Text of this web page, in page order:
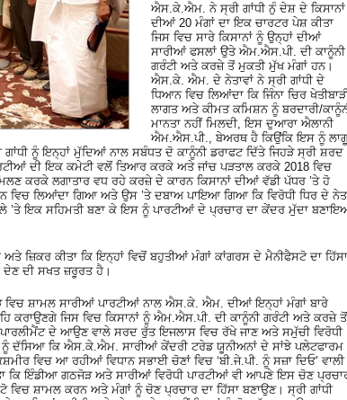
ਐਸ.ਕੇ.ਐਮ. ਨੇ ਸ੍ਰੀ ਗਾਂਧੀ ਨੁੰ ਦੇਸ਼ ਦੇ ਕਿਸਾਨਾਂ
ਦੀਆਂ 20 ਮੰਗਾਂ ਦਾ ਇਕ ਚਾਰਟਰ ਪੇਸ਼ ਕੀਤਾ
ਜਿਸ ਵਿਚ ਸਾਰੇ ਕਿਸਾਨਾਂ ਨੂੰ ਉਨ੍ਹਾਂ ਦੀਆਂ
ਸਾਰੀਆਂ ਫਸਲਾਂ ਉਤੇ ਐਮ.ਐਸ.ਪੀ. ਦੀ ਕਾਨੂੰਨੀ
ਗਰੰਟੀ ਅਤੇ ਕਰਜ਼ੇ ਤੋਂ ਮੁਕਤੀ ਮੁੱਖ ਮੰਗਾਂ ਹਨ।
ਐਸ.ਕੇ. ਐਮ. ਦੇ ਨੇਤਾਵਾਂ ਨੇ ਸ੍ਰੀ ਗਾਂਧੀ ਦੇ
ਧਿਆਨ ਵਿਚ ਲਿਆਂਦਾ ਕਿ ਜਿੰਨਾ ਚਿਰ
ਲਾਗਤ ਅਤੇ ਕੀਮਤ ਕਮਿਸ਼ਨ ਨੂੰ ਬਰਦਾਰੀ/
ਮਾਨਤਾ ਨਹੀਂ ਮਿਲਦੀ, ਇਸ ਦੁਆਰਾ ਐਲਾਨੀ
ਐਮ.ਐਸ.ਪੀ., ਬੇਅਰਥ ਹੈ ਕਿਉਂਕਿ ਇਸ ਨੂੰ
ਨੂੰ ਇਨ੍ਹਾਂ ਮੁੱਦਿਆਂ ਨਾਲ ਸਬੰਧਤ ਦੋ ਕਾਨੂੰਨੀ ਡਰਾਫਟ ਦਿੱਤੇ ਜਿਹੜੇ ਸ੍ਰੀ ਸ਼ਰਦ
ਦੀ ਇਕ ਕਮੇਟੀ ਵਲੋਂ ਤਿਆਰ ਕਰਕੇ ਅਤੇ ਜਾਂਚ ਪੜਤਾਲ ਕਰਕੇ 2018 ਵਿਚ
ਕਰਕੇ ਲਗਾਤਾਰ ਵਧ ਰਹੇ ਕਰਜ਼ੇ ਦੇ ਕਾਰਨ ਕਿਸਾਨਾਂ ਦੀਆਂ ਵੱਡੀ ਪੱਧਰ ’ਤੇ ਹੋ
ਵਿਚ ਲਿਆਂਦਾ ਗਿਆ ਅਤੇ ਉਸ ’ਤੇ ਦਬਾਅ ਪਾਇਆ ਗਿਆ ਕਿ ਵਿਰੋਧੀ ਧਿਰ ਦੇ
ਇਕ ਸਹਿਮਤੀ ਬਣਾ ਕੇ ਇਸ ਨੂੰ ਪਾਰਟੀਆਂ ਦੇ ਪ੍ਰਚਾਰ ਦਾ ਕੇਂਦਰ ਮੁੱਦਾ
ਜ਼ਿਕਰ ਕੀਤਾ ਕਿ ਇਨ੍ਹਾਂ ਵਿਚੋਂ ਬਹੁਤੀਆਂ ਮੰਗਾਂ ਕਾਂਗਰਸ ਦੇ ਮੈਨੀਫੈਸਟੋ ਦਾ ਹਿੱਸਾ
ਦੀ ਸਖਤ ਜ਼ਰੂਰਤ ਹੈ।
ਸ਼ਾਮਲ ਸਾਰੀਆਂ ਪਾਰਟੀਆਂ ਨਾਲ ਐਸ.ਕੇ. ਐਮ. ਦੀਆਂ ਇਨ੍ਹਾਂ ਮੰਗਾਂ ਬਾਰੇ
ਕਰਾਉਣਗੇ ਜਿਸ ਵਿਚ ਕਿਸਾਨਾਂ ਨੂੰ ਐਮ.ਐਸ.ਪੀ. ਦੀ ਕਾਨੂੰਨੀ ਗਰੰਟੀ ਅਤੇ ਕਰਜ਼ੇ ਤੋਂ
ਦੇ ਆਉਣ ਵਾਲੇ ਸਰਦ ਰੁੱਤ ਇਜਲਾਸ ਵਿਚ ਰੱਖੇ ਜਾਣ ਅਤੇ ਸਮੁੱਚੀ ਵਿਰੋਧੀ
ਦੱਸਿਆ ਕਿ ਐਸ.ਕੇ.ਐਮ. ਸਾਰੀਆਂ ਕੇਂਦਰੀ ਟਰੇਡ ਯੂਨੀਅਨਾਂ ਦੇ ਸਾਂਝੇ ਪਲੇਟਫਾਰਮ
ਵਿਚ ਆ ਰਹੀਆਂ ਵਿਧਾਨ ਸਭਾਈ ਚੋਣਾਂ ਵਿਚ ‘ਬੀ.ਜੇ.ਪੀ. ਨੂੰ ਸਜ਼ਾ ਦਿਓ’ ਵਾਲੀ
ਕਿ ਇੰਡੀਆ ਗਠਜੋੜ ਅਤੇ ਸਾਰੀਆਂ ਵਿਰੋਧੀ ਪਾਰਟੀਆਂ ਵੀ ਆਪਣੇ ਇਸ ਚੋਣ
ਸ਼ਾਮਲ ਕਰਨ ਅਤੇ ਮੰਗਾਂ ਨੂੰ ਚੋਣ ਪ੍ਰਚਾਰ ਦਾ ਹਿੱਸਾ ਬਣਾਉਣ। ਸ੍ਰੀ ਗਾਂਧੀ